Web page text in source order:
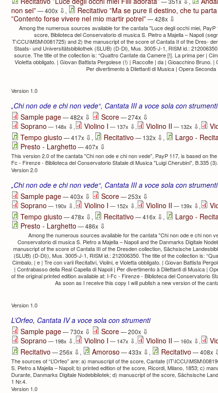
non sei”— 400x ⇩ ,
Recitativo ”Ma se pure il destino, che tu
”Contento forse vivere nel mio martir potrei”— 428x ⇩
Among the numerous sources available for the cantata "Luce degli occhi miei,
score, Biblioteca del Conservatorio di musica S. Pietro a Majella – Napoli
T\CCU\MSM\0081725) and 2) the manuscript of the score of Cantata II of the Dres-
Staats- und Universitätsbibliothek (SLUB) (D-Dl), Mus. 3005-J-1, RISM id.:
source. The title of the collection is: “Quattro Cantate da Camere [!]. La prima per |
Violetta obbligato. | Giovan Battista Pergolese (!) | Raccolte | da | Gioacchino Bruno. |
Per divertimento à Dilettanti di Musica | Opera Seconda
Version 1.0
„Chi non ode e chi non vede“, Cantata III a voce sola con
Sample page— 482x ⇩ Score— 274x ⇩
Soprano — 148x ⇩, Violino I — 137x ⇩, Violino II — 132x ⇩,
Tempo giusto — 417x ⇩ , Recitativo — 132x ⇩ ,
Largo -
Presto - Larghetto — 407x ⇩
This version 2.0 of the cantata "Chi non ode e chi non vede", PayP 117, is based on
Fc - Firenze - Biblioteca del Conservatorio Statale di Musica "Luigi Cherubini", B.335 (3).
Version 2.0
„Chi non ode e chi non vede“, Cantata III a voce sola con strumenti
Sample page— 403x ⇩ Score— 253x ⇩
Soprano — 190x ⇩, Violino I — 152x ⇩, Violino II — 139x ⇩,
Tempo giusto — 478x ⇩ , Recitativo — 416x ⇩ ,
Largo -
Presto - Larghetto — 486x ⇩
Among the numerous sources available for the cantata "Chi non ode e chi non
Conservatorio di musica S. Pietro a Majella – Napoli and the Danmarks Digitale
manuscript of the score of Cantata III of the Dresden collection, Sächsische
(SLUB) (D-Dl)), Mus. 3005-J-1, RISM id.: 212006350. The title of the collection is:
Cimbalo, | e | Tre con varii Recitativi, Violini, e Violetta obbligato. | Giovan Battista
| Contrabasso della Real Capella di Napoli | Per divertimento à Dilettanti di Musica |
of the original printed edition available at: I-Fc - Firenze - Biblioteca del Conservatorio
As soon as I receive this copy I will publish a new version of the
Version 1.0
L’Orfeo, Cantata IV a voce sola con strumenti
Sample page— 730x ⇩ Score— 200x ⇩
Soprano — 198x ⇩, Violino I — 147x ⇩, Violino II — 160x ⇩,
Recitativo — 256x ⇩ , Amoroso — 433x ⇩ , Recitativo — 408x
The sources of “L’Orfeo” are: a) manuscript of the score, Cantate
S. Pietro a Majella – Napoli; b) printed edition of the score, Ricordi, Milano, 1853; c)
Durante, Danmarks Digitale Nodebibliotek; d) manuscript of the score, Sächsische
1 Nr.4.
Version 1.0